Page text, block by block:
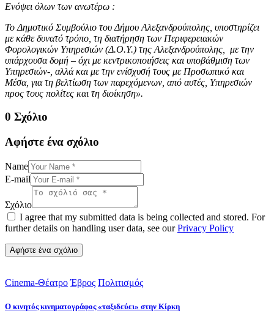
Ενόψει όλων των ανωτέρω :
Το Δημοτικό Συμβούλιο του Δήμου Αλεξανδρούπολης, υποστηρίζει
με κάθε δυνατό τρόπο, τη διατήρηση των Περιφερειακών
Φορολογικών Υπηρεσιών (Δ.Ο.Υ.) της Αλεξανδρούπολης, με την
υπάρχουσα δομή – όχι με κεντρικοποιήσεις και υποβάθμιση των
Υπηρεσιών-, αλλά και με την ενίσχυσή τους με Προσωπικό και
Μέσα, για τη βελτίωση των παρεχόμενων, από αυτές, Υπηρεσιών
προς τους πολίτες και τη διοίκηση».
0 Σχόλιο
Αφήστε ένα σχόλιο
Name
E-mail
Σχόλιο
I agree that my submitted data is being collected and stored. For
further details on handling user data, see ourPrivacy Policy
Cinema-Θέατρο Έβρος Πολιτισμός
Ο κινητός κινηματογράφος «ταξιδεύει» στην Κίρκη